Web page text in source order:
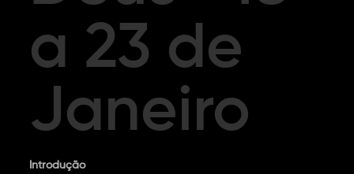
a 23 de
Janeiro
Introdução